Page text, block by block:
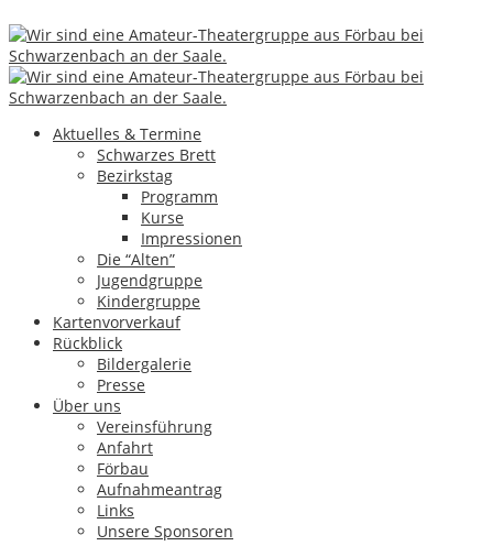
Aktuelles & Termine
Schwarzes Brett
Bezirkstag
Programm
Kurse
Impressionen
Die “Alten”
Jugendgruppe
Kindergruppe
Kartenvorverkauf
Rückblick
Bildergalerie
Presse
Über uns
Vereinsführung
Anfahrt
Förbau
Aufnahmeantrag
Links
Unsere Sponsoren
Archiv für den Monat:Oktober
2023
Okt.
Ki – Ophelia und die
Schublade vom
verlorenen Glück